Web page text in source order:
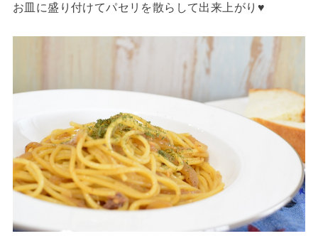
お皿に盛り付けてパセリを散らして出来上がり♥